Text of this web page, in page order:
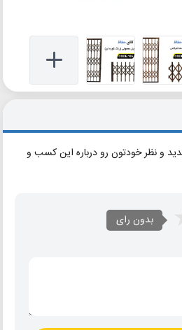
و نظر خودتون رو درباره این کسب و
بدون رای